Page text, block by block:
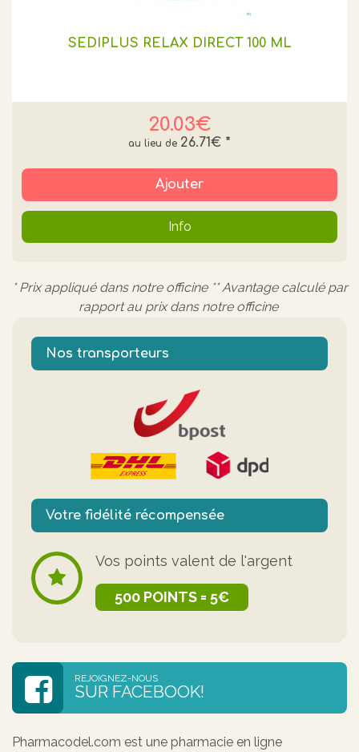
SEDIPLUS RELAX DIRECT 100 ML
20.03€
26.71€ *
Ajouter
Info
* Prix appliqué dans notre officine ** Avantage calculé par
rapport au prix dans notre officine
Nos transporteurs
Votre fidélité récompensée
Vos points valent de l'argent
500 POINTS = 5€
REJOIGNEZ-NOUS
SUR FACEBOOK!
Pharmacodel.com est une pharmacie en ligne